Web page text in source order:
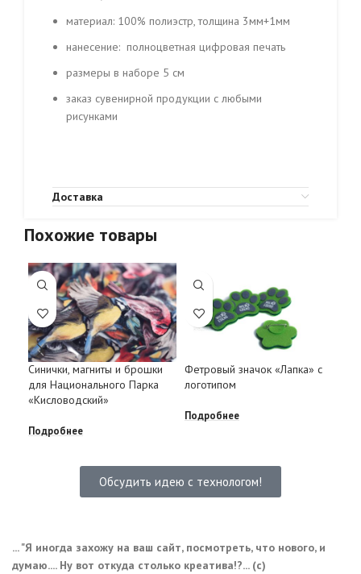
материал: 100% полиэстр, толщина 3мм+1мм
нанесение: полноцветная цифровая печать
размеры в наборе 5 см
заказ сувенирной продукции с любыми
рисунками
Доставка
Похожие товары
Синички, магниты и брошки
для Национального Парка
«Кисловодский»
Подробнее
Фетровый значок «Лапка» с
логотипом
Подробнее
Обсудить идею с технологом!
... "Я иногда захожу на ваш сайт, посмотреть, что нового, и
думаю.... Ну вот откуда столько креатива!?... (с)